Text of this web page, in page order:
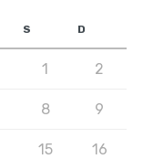
S D
1 2
8 9
15 16